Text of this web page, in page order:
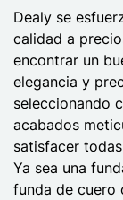
Dealy se
calidad a
encontrar un
elegancia y
seleccionando
acabados
satisfacer
Ya sea una
funda de cuero